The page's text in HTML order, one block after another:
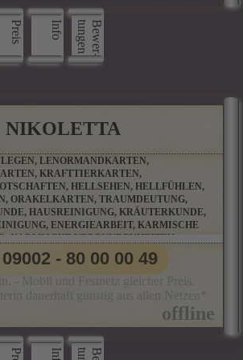
Preis Info B
e
w
e
r
­
t
u
n
g
e
n
NIKOLETTA
LENORMANDKARTEN,
KRAFTTIERKARTEN,
HELLSEHEN, HELLFÜHLEN,
ORAKELKARTEN, TRAUMDEUTUNG,
HAUSREINIGUNG, KRÄUTERKUNDE,
ENERGIEARBEIT, KARMISCHE
KARMISCHE VERBUNDENHEITEN,
VERSTRICKUNGEN, MAGISCHE
RAUHNACHTSRITUALE
- 80 00 00 49